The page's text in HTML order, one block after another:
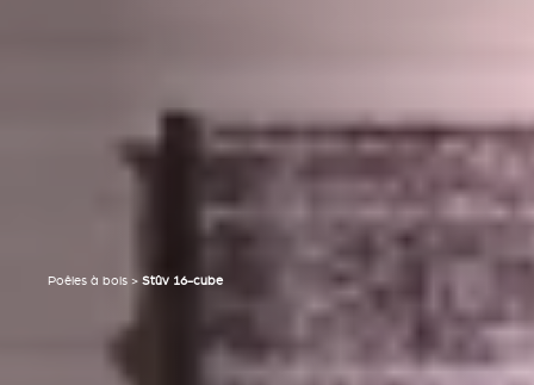
Poêles à bois > Stûv 16-cube